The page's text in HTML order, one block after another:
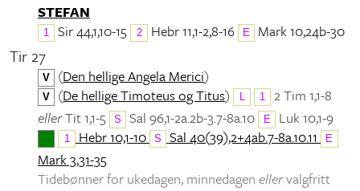
STEFAN
1 Sir 44,1,10-15 2 Hebr 11,1-2,8-16 E Mark 10,24b-30
Tir 27
V (Den hellige Angela Merici)
V (De hellige Timoteus og Titus) L 1
2 Tim 1,1-8
ellerTit 1,1-5 S Sal 96,1-2a.2b-3.7-8a.10 E Luk 10,1-9
1 Hebr 10,1-10 S Sal 40(39),2+4ab.7-8a.10.11 E
Mark 3,31-35
Tidebønner for ukedagen, minnedagen ellervalgfritt